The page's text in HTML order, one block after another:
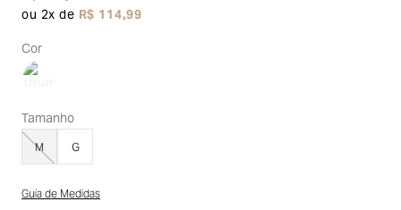
ou 2x de R$ 114,99
Cor
Tamanho
M G
Guia de Medidas